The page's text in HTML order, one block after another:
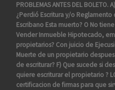
PROBLEMAS ANTES DEL
¿Perdió Escritura y/o
Escribano Esta muerto? O No
Vender Inmueble Hipotecado,
propietarios? Con juicio de
Muerte de un propietario
de escriturar? F) Que sucede si
quiere escriturar el propietario ?
certificacion de firmas para que